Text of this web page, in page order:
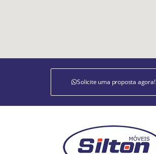
Solicite uma proposta agora!